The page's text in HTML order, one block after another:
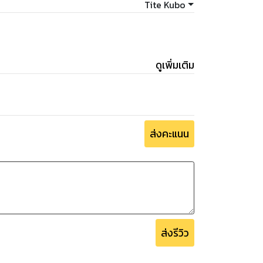
Tite Kubo
ดูเพิ่มเติม
ส่งคะแนน
ส่งรีวิว